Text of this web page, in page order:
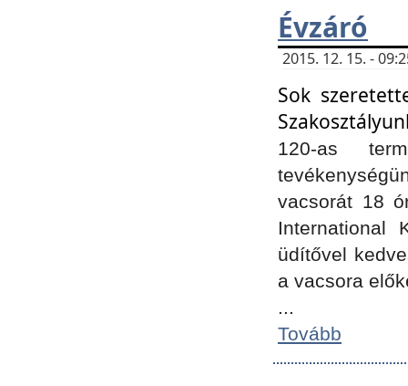
Évzáró
2015. 12. 15. -
Sok
120-as
vacsorát 18
International
üdítővel
a vacsora
...
Tovább